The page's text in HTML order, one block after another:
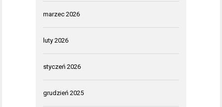
marzec 2026
luty 2026
styczeń 2026
grudzień 2025